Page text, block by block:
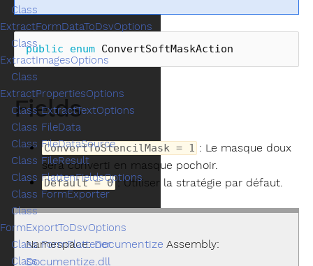
public enum ConvertSoftMaskAction
Fields
ConvertToStencilMask = 1 : Le masque doux
sera converti en masque pochoir.
Default = 0: Utiliser la stratégie par défaut.
Namespace:Documentize Assembly:
Documentize.dll
Class
ExtractFormDataToDsvOptions
Class
ExtractImagesOptions
Class
ExtractPropertiesOptions
Class ExtractTextOptions
Class FileData
Class FileDataSource
Class FileResult
Class FlattenFieldsOptions
Class FormExporter
Class
FormExportToDsvOptions
Class FormFlattener
Class